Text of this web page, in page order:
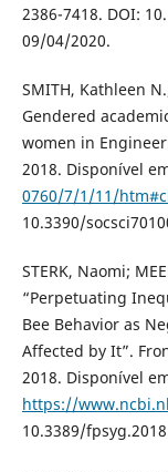
2386-7418. DOI:
09/04/2020.
SMITH, Kathleen
Gendered
women in
2018. Disponível
0760/7/1/11/
10.3390/
STERK, Naomi;
“Perpetuating
Bee Behavior as
Affected by It”.
2018. Disponível
https://
10.3389/